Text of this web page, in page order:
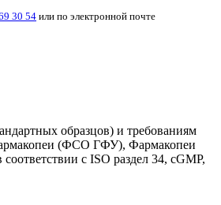
30 54 или по электронной почте
образцов) и требованиям
Фармакопеи (ФСО ГФУ), Фармакопеи
с ISO раздел 34, cGMP,